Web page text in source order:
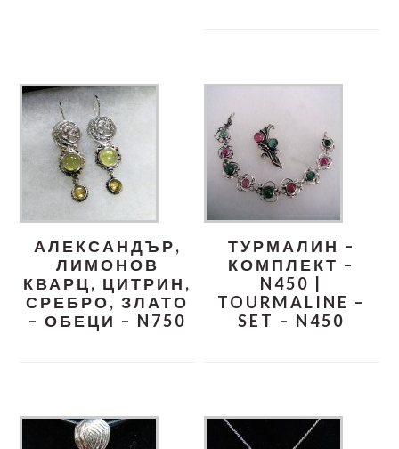
АЛЕКСАНДЪР,
ЛИМОНОВ
КВАРЦ, ЦИТРИН,
СРЕБРО, ЗЛАТО
– ОБЕЦИ – N750
ТУРМАЛИН –
КОМПЛЕКТ –
N450 |
TOURMALINE –
SET – N450